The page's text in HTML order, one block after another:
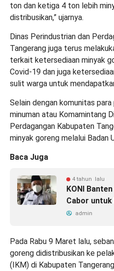
ton dan ketiga 4 ton lebih
distribusikan,” ujarnya.
Dinas Perindustrian dan
Tangerang juga terus
terkait ketersediaan minyak
Covid-19 dan juga
sulit warga untuk
Selain dengan komunitas
minuman atau Komamintang
Perdagangan Kabupaten
minyak goreng melalui Badan
Baca Juga
4 tahun lalu
KONI
Cabor
admin
Pada Rabu 9 Maret lalu,
goreng didistribusikan ke
(IKM) di Kabupaten